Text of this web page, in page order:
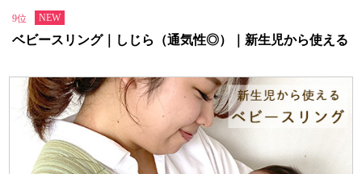
9位 NEW
ベビースリング｜しじら（通気性◎）｜新生児から使える